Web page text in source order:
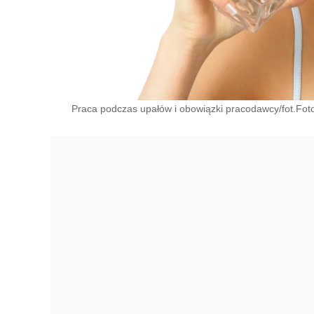
Praca podczas upałów i obowiązki pracodawcy/